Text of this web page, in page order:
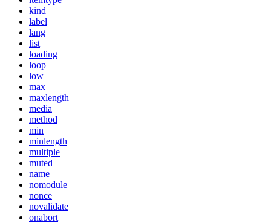
kind
label
lang
list
loading
loop
low
max
maxlength
media
method
min
minlength
multiple
muted
name
nomodule
nonce
novalidate
onabort